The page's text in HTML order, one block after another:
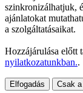
szinkronizálhatjuk,
ajánlatokat
a szolgáltatásaikat.
Hozzájárulása előtt
nyilatkozatunkban..
Elfogadás Csak